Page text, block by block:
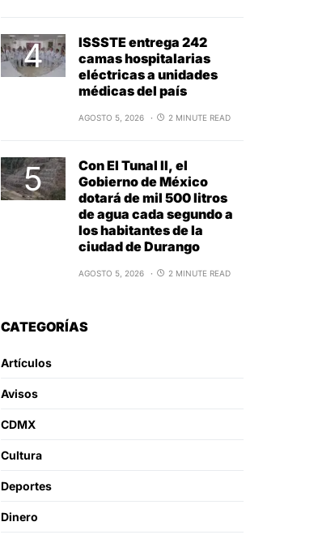
ISSSTE entrega 242
camas hospitalarias
eléctricas a unidades
médicas del país
AGOSTO 5, 2026 2 MINUTE READ
Con El Tunal II, el
Gobierno de México
dotará de mil 500 litros
de agua cada segundo a
los habitantes de la
ciudad de Durango
AGOSTO 5, 2026 2 MINUTE READ
CATEGORÍAS
Artículos
Avisos
CDMX
Cultura
Deportes
Dinero